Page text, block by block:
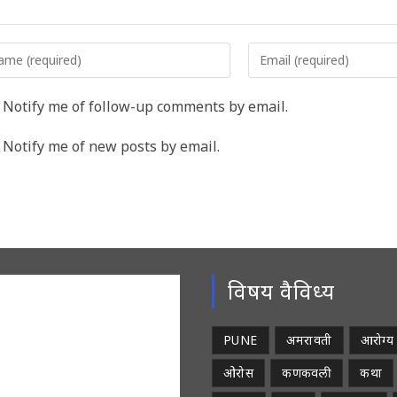
your
address
Notify me of follow-up comments by email.
Notify me of new posts by email.
विषय वैविध्य
PUNE अमरावती आरोग्य
ओरोस
कणकवली कथा